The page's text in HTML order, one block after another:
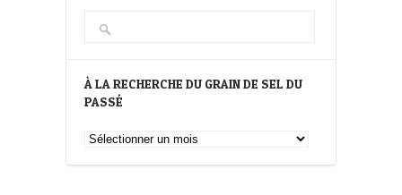
À LA RECHERCHE DU GRAIN DE SEL DU
PASSÉ
À